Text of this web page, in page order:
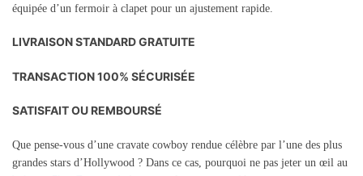
équipée d’un fermoir à clapet pour un ajustement rapide.
LIVRAISON STANDARD GRATUITE
TRANSACTION 100% SÉCURISÉE
SATISFAIT OU REMBOURSÉ
Que pense-vous d’une cravate cowboy rendue célèbre par l’une des plus
grandes stars d’Hollywood ? Dans ce cas, pourquoi ne pas jeter un œil au